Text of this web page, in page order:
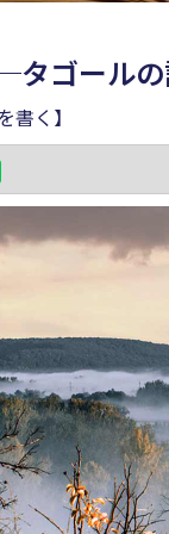
ゴール
書く】